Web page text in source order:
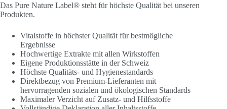
Das Pure Nature Label® steht für höchste Qualität bei unseren
Produkten.
Vitalstoffe in höchster Qualität für bestmögliche
Ergebnisse
Hochwertige Extrakte mit allen Wirkstoffen
Eigene Produktionsstätte in der Schweiz
Höchste Qualitäts- und Hygienestandards
Direktbezug von Premium-Lieferanten mit
hervorragenden sozialen und ökologischen Standards
Maximaler Verzicht auf Zusatz- und Hilfsstoffe